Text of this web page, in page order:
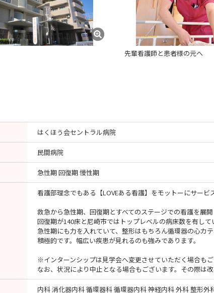
♪
話を聞きに来てください♪
先輩看護師と患者様の元へ
はくほう会セントラル病院
民間病院
急性期 回復期 慢性期
看護部理念でもある【LOVEある看護】をモットーにサービ
救急から急性期、回復期とすべてのステージでの看護を展開
回復期が140床と尼崎市ではトップレベルの病床数を有して
急性期にも力を入れていて、整形はもちろん循環器の心カ
積極的です。幅広い疾患が見れるのも強みであります。
※インターンシップは見学会へ変更させていただく場合もご
なお、状況により中止となる場合もございます。その際は
内科 消化器内科 循環器科 循環器内科 神経内科 外科 整形外